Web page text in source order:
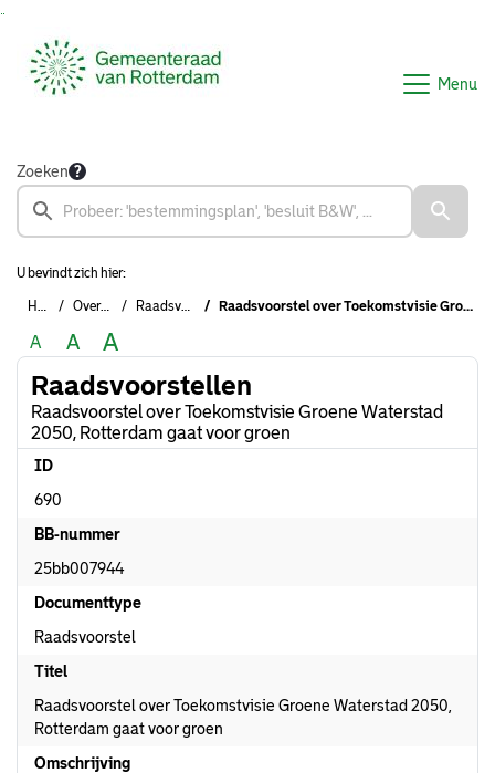
Menu
Zoeken
U bevindt zich hier:
Home Overzichten Raadsvoorstellen Raadsvoorstel over Toekomstvisie Groene Waterstad 2050, Rotterdam gaat voor groen
A A A
Raadsvoorstellen
Raadsvoorstel over Toekomstvisie Groene Waterstad
2050, Rotterdam gaat voor groen
ID
690
BB-nummer
25bb007944
Documenttype
Raadsvoorstel
Titel
Raadsvoorstel over Toekomstvisie Groene Waterstad 2050,
Rotterdam gaat voor groen
Omschrijving